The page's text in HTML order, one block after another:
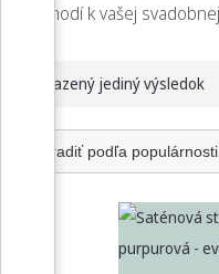
hodí k vašej
Zobrazený jediný výsledok